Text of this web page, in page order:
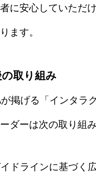
に安心していただ
ます。
取り組み
掲げる「インタラ
ダーは次の取り組
ドラインに基づく